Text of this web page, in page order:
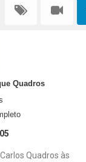
Quadros
Quadros às